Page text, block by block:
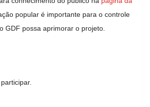
popular é importante para o controle
GDF possa aprimorar o projeto.